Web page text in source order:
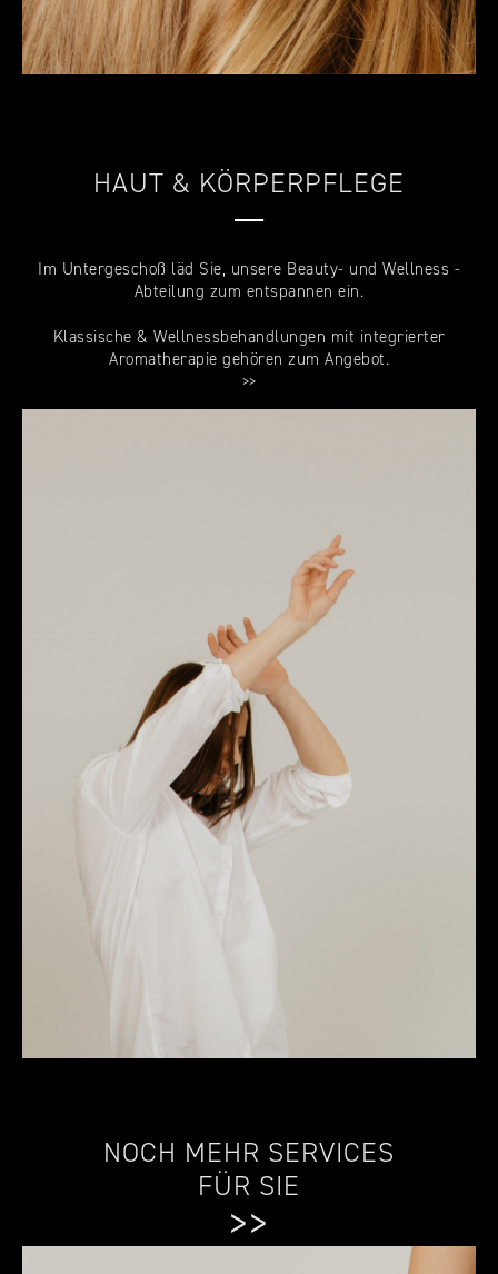
HAUT & KÖRPERPFLEGE
—
Im Untergeschoß läd Sie, unsere Beauty- und Wellness -
Abteilung zum entspannen ein.
Klassische & Wellnessbehandlungen mit integrierter
Aromatherapie gehören zum Angebot.
>>
NOCH MEHR SERVICES
FÜR SIE
>>